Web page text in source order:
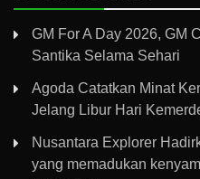
GM For A Day 2026, GM
Santika Selama Sehari
Agoda Catatkan Minat
Jelang Libur Hari
Nusantara Explorer
yang memadukan